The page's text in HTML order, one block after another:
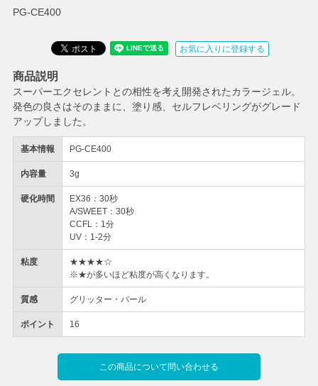
PG-CE400
基本情報 PG-CE400
内容量 3g
硬化時間
EX36：30秒
A/SWEET：30秒
CCFL：1分
UV：1-2分
粘度
★★★★☆
※★が多いほど粘度が高くなります。
質感 グリッター・パール
ポイント 16
お気に入りに登録する
この商品について問い合わせる
商品説明
スーパーエクセレントとの相性を考え開発されたカラージェル。
発色の良さはそのままに、塗り感、セルフレベリングがグレード
アップしました。